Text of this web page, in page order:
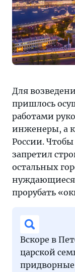
Для
пришлось
работами
инженеры, а
России. Чтобы
запретил
остальных
нуждающиеся
прорубать
Вскоре в
царской